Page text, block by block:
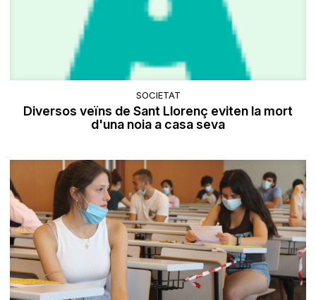
SOCIETAT
Diversos veïns de Sant Llorenç eviten la mort
d'una noia a casa seva